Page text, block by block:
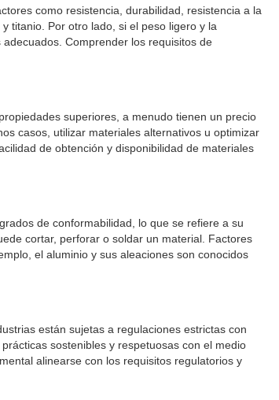
como resistencia, durabilidad, resistencia a la
titanio. Por otro lado, si el peso ligero y la
Comprender los requisitos de
superiores, a menudo tienen un precio
casos, utilizar materiales alternativos u optimizar
de obtención y disponibilidad de materiales
de conformabilidad, lo que se refiere a su
cortar, perforar o soldar un material. Factores
el aluminio y sus aleaciones son conocidos
están sujetas a regulaciones estrictas con
sostenibles y respetuosas con el medio
alinearse con los requisitos regulatorios y